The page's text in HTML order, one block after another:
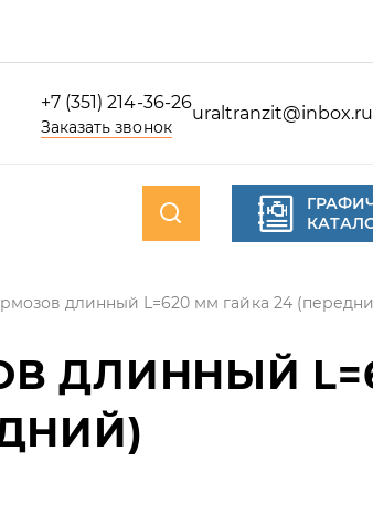
+7 (351) 214-36-26
Заказать звонок
uraltranzit@inbox.ru
длинный L=620 мм гайка 24
ДЛИННЫЙ